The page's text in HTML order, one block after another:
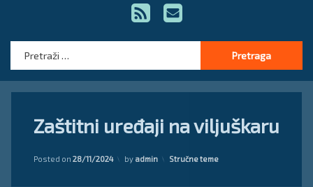
Stručna pomoć
RSS E-mail
Zaštitni uređaji na viljuškaru
Posted on 28/11/2024 by admin Kategorije:
Stručne teme